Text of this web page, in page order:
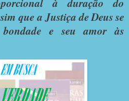
que a Justiça de Deus se
e seu amor às